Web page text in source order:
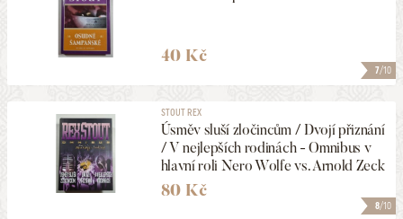
7/10
40 Kč
8/10
STOUT REX
Úsměv sluší zločincům / Dvojí přiznání
/ V nejlepších rodinách - Omnibus v
hlavní roli Nero Wolfe vs. Arnold Zeck
80 Kč